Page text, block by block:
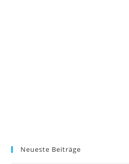
Neueste Beiträge